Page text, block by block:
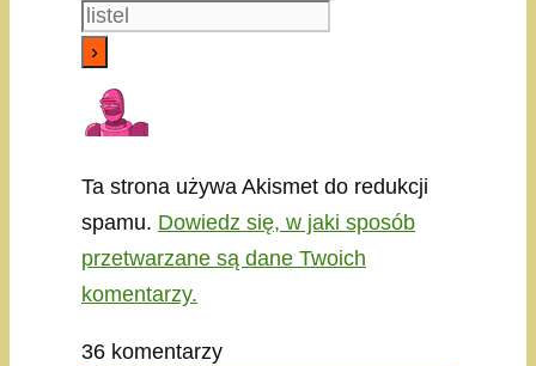
Ta strona używa Akismet do redukcji
spamu. Dowiedz się, w jaki sposób
przetwarzane są dane Twoich
komentarzy.
36 komentarzy